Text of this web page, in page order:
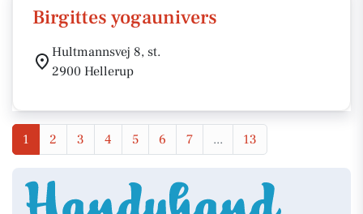
Birgittes yogaunivers
Hultmannsvej 8, st.
2900 Hellerup
1 2 3 4 5 6 7 ... 13